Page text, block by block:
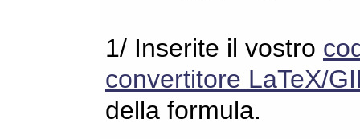
1/ Inserite il vostro
convertitore LaTeX/
della formula.